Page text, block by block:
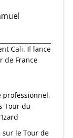
Cali. Il lance
de France
professionnel,
Tour du
le Tour de